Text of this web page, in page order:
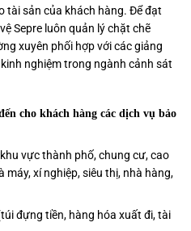
tài sản của khách hàng. Để đạt
Sepre luôn quản lý chặt chẽ
xuyên phối hợp với các giảng
nghiệm trong ngành cảnh sát
cho khách hàng các dịch vụ bảo
vực thành phố, chung cư, cao
máy, xí nghiệp, siêu thị, nhà hàng,
đựng tiền, hàng hóa xuất đi, tài